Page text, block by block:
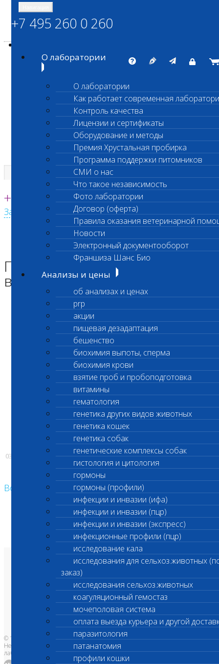
ШАНС БИО
Независимая ветеринарная лаборатория
Единая круглосуточная справочная
+7 495 260 0 260
Заказать звонок с сайта
+7 495 260 0 260
О лаборатории
О лаборатории
Как работает современная
Контроль качества
Лицензии и сертификаты
Оборудование и методы
Премия Хрустальная пробирка
Программа поддержки питомников
СМИ о нас
Что такое независимость
Фото лаборатории
Договор (оферта)
Правила оказания ветеринарной
Новости
Электронный документооборот
Франшиза Шанс Био
Анализы и цены
об анализах и ценах
prp
акции
пищевая дезадаптация
бешенство
биохимия выпоты, сперма
биохимия крови
взятие проб и пробоподготовка
витамины
гематология
генетика других видов животных
генетика кошек
генетика собак
генетические комплексы собак
гистология и цитология
гормоны
гормоны (профили)
инфекции и инвазии (ифа)
инфекции и инвазии (пцр)
инфекции и инвазии (экспресс)
инфекционные профили (пцр)
исследование кала
исследования для сельхоз.животных
заказ)
исследования сельхоз.животных
коагуляционный гемостаз
мочеполовая система
оплата выезда курьера и другой
паразитология
патанатомия
профили кошки
Главная страница
Приостановлено выполнение исследования
Приостановлено
выполнение исследования
Уважаемые клиенты лаборатории!
Приостановлено выполнение исследования
Аммиак крови (код 157)
С уважением,
Администрация ООО «Шанс Био»
03.07.2026
Возврат к списку
О лаборатории
Анализы и цены
Ветеринарные центры
Владельцам
Врачам и клиникам
Бланки лаборатории
Банк донорской крови
Адреса лабораторий
© 1996-2026
Независимая ветеринарная
лаборатория Шанс Био